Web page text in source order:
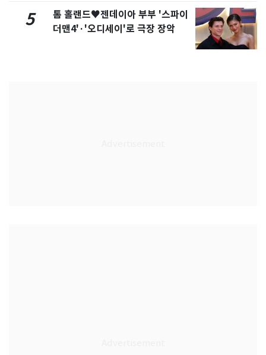
5
톰 홀랜드♥젠데이아 부부 '스파이
더맨4'·'오디세이'로 극장 장악